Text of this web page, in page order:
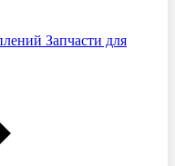
Запчасти для